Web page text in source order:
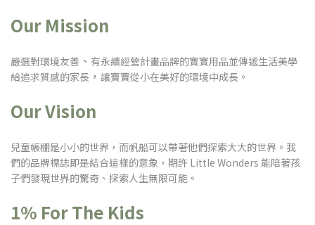
Our Mission
嚴選對環境友善 、 有永續經營計畫品牌的寶寶用品並傳遞生活美學
給追求質感的家長 ， 讓寶寶從小在美好的環境中成長。
Our Vision
兒童帳棚是小小的世界，而帆船可以帶著他們探索大大的世界。我
們的品牌標誌即是結合這樣的意象 ，期許 Little Wonders 能陪著孩
子們發現世界的驚奇、探索人生無限可能。
1% For The Kids